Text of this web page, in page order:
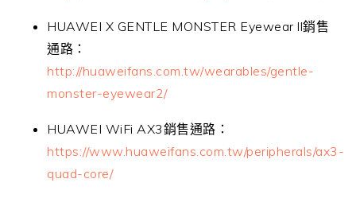
HUAWEI X GENTLE MONSTER Eyewear ll銷售
通路：
http://huaweifans.com.tw/wearables/gentle-
monster-eyewear2/
HUAWEI WiFi AX3銷售通路：
https://www.huaweifans.com.tw/peripherals/ax3-
quad-core/